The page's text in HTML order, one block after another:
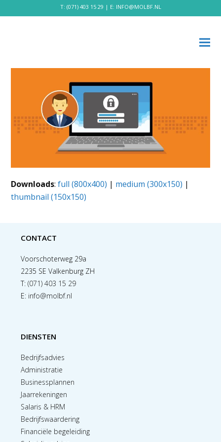
T: (071) 403 15 29 | E: INFO@MOLBF.NL
Downloads:full (800x400) | medium (300x150) |
thumbnail (150x150)
CONTACT
Voorschoterweg 29a
2235 SE Valkenburg ZH
T:(071) 403 15 29
E: info@molbf.nl
DIENSTEN
Bedrijfsadvies
Administratie
Businessplannen
Jaarrekeningen
Salaris & HRM
Bedrijfswaardering
Financiële begeleiding